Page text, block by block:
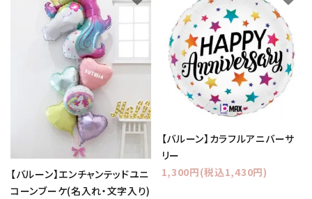
【バルーン】エンチャンテッドユニ
コーンブーケ(名入れ・文字入り)
【バルーン】カラフルアニバーサ
リー
1,300円(税込1,430円)